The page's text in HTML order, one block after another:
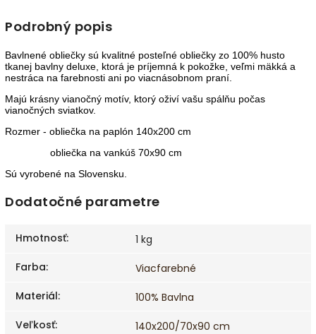
Podrobný popis
Bavlnené obliečky sú kvalitné posteľné obliečky zo 100% husto
tkanej bavlny deluxe, ktorá je príjemná k pokožke, veľmi mäkká a
nestráca na farebnosti ani po viacnásobnom praní.
Majú krásny vianočný motív, ktorý oživí vašu spálňu počas
vianočných sviatkov.
Rozmer - obliečka na paplón 140x200 cm
obliečka na vankúš 70x90 cm
Sú vyrobené na Slovensku.
Dodatočné parametre
Hmotnosť:
1 kg
Farba:
Viacfarebné
Materiál:
100% Bavlna
Veľkosť: 140x200/70x90 cm